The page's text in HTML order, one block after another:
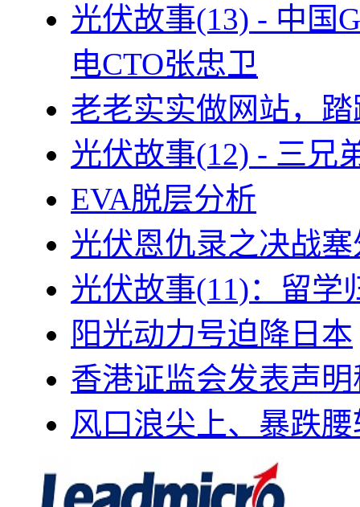
光伏故事(13) - 中国
电CTO张忠卫
老老实实做网站，
光伏故事(12) - 三兄
EVA脱层分析
光伏恩仇录之决战
光伏故事(11)：留学
阳光动力号迫降日本
香港证监会发表声
风口浪尖上、暴跌